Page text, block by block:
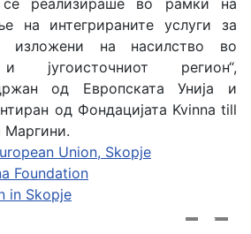
се реализираше во рамки на
на интегрираните услуги за
изложени на насилство во
и југоисточниот регион“,
од Европската Унија и
од Фондацијата Kvinna till
Маргини.
Union, Skopje
Foundation
in Skopje